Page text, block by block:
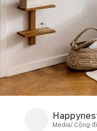
Media/ Cộng